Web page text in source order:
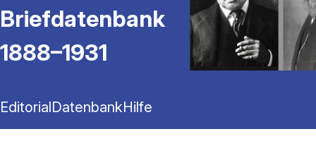
Briefdatenbank
1888–1931
EditorialDatenbankHilfe